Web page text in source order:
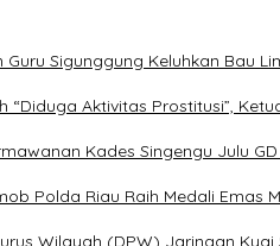
Sigunggung Keluhkan Bau
“Diduga Aktivitas Prostitusi”,
Kades Singengu Julu
Polda Riau Raih Medali Emas
Wilayah (DPW) Jaringan